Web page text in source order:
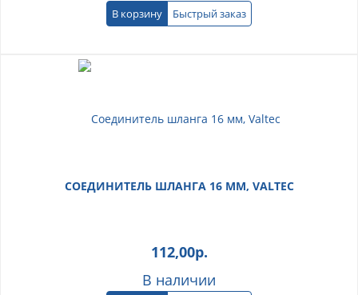
В корзину Быстрый заказ
СОЕДИНИТЕЛЬ ШЛАНГА 16 ММ, VALTEC
112,00р.
В наличии